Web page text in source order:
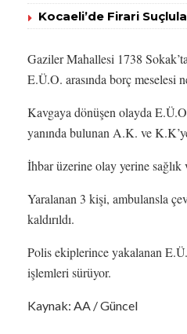
Kocaeli’de Firari
Gaziler Mahallesi 1738
E.Ü.O. arasında borç meselesi
Kavgaya dönüşen olayda
yanında bulunan A.K. ve
İhbar üzerine olay yerine
Yaralanan 3 kişi, ambulansla
kaldırıldı.
Polis ekiplerince yakalanan
işlemleri sürüyor.
Kaynak: AA / Güncel